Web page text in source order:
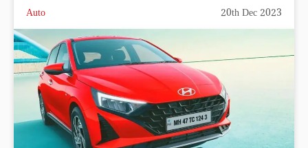
Auto 20th Dec 2023